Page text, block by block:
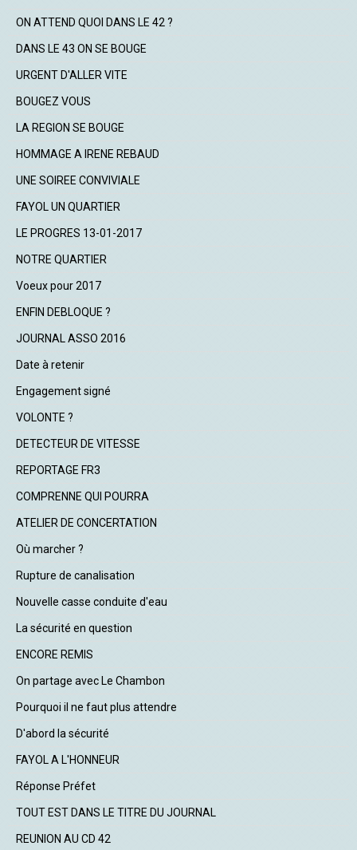
ON ATTEND QUOI DANS LE 42 ?
DANS LE 43 ON SE BOUGE
URGENT D'ALLER VITE
BOUGEZ VOUS
LA REGION SE BOUGE
HOMMAGE A IRENE REBAUD
UNE SOIREE CONVIVIALE
FAYOL UN QUARTIER
LE PROGRES 13-01-2017
NOTRE QUARTIER
Voeux pour 2017
ENFIN DEBLOQUE ?
JOURNAL ASSO 2016
Date à retenir
Engagement signé
VOLONTE ?
DETECTEUR DE VITESSE
REPORTAGE FR3
COMPRENNE QUI POURRA
ATELIER DE CONCERTATION
Où marcher ?
Rupture de canalisation
Nouvelle casse conduite d'eau
La sécurité en question
ENCORE REMIS
On partage avec Le Chambon
Pourquoi il ne faut plus attendre
D'abord la sécurité
FAYOL A L'HONNEUR
Réponse Préfet
TOUT EST DANS LE TITRE DU JOURNAL
REUNION AU CD 42